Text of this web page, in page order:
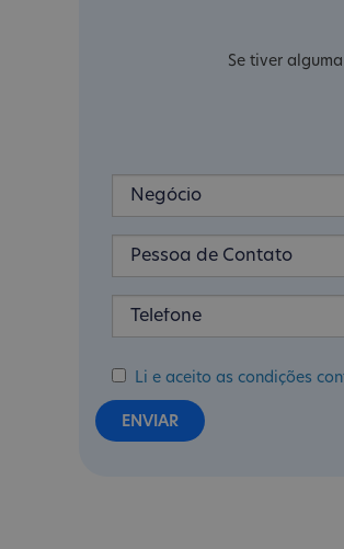
Se tiver
Li e aceito as condições